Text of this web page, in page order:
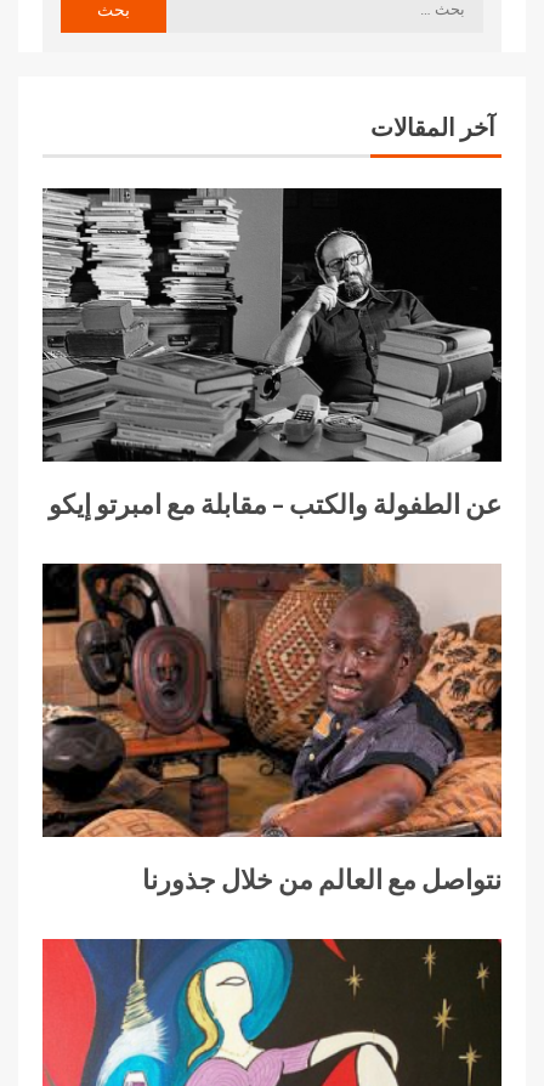
آخر المقالات
عن الطفولة والكتب – مقابلة مع امبرتو إيكو
نتواصل مع العالم من خلال جذورنا